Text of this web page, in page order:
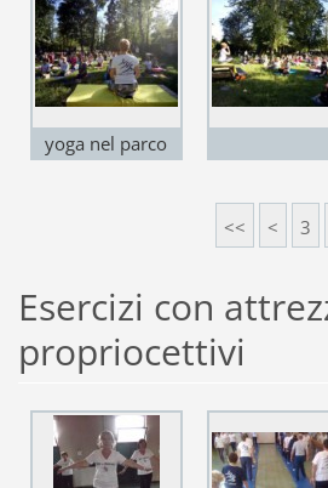
yoga nel parco
<< < 3
Esercizi con
propriocettivi